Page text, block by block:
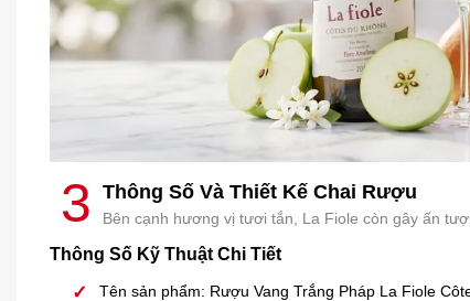
3 Thông Số Và Thiết Kế Chai Rượu
Bên cạnh hương vị tươi tắn, La Fiole còn gây ấn
Thông Số Kỹ Thuật Chi Tiết
Tên sản phẩm: Rượu Vang Trắng Pháp La Fiole